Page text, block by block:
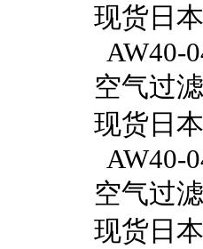
现货日
AW40-
空气过
现货日
AW40-
空气过
现货日